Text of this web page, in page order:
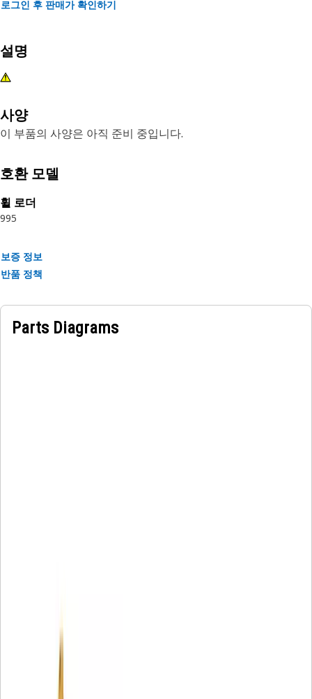
로그인 후 판매가 확인하기
설명
사양
이 부품의 사양은 아직 준비 중입니다.
호환 모델
휠 로더
995
보증 정보
반품 정책
Parts Diagrams